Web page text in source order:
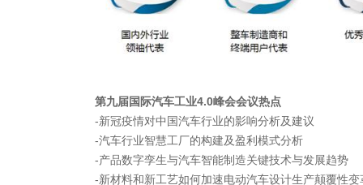
第九届国际汽车工业4.0峰会会议热点
-新冠疫情对中国汽车行业的影响分析及建议
-汽车行业智慧工厂的构建及盈利模式分析
-产品数字孪生与汽车智能制造关键技术与发展趋势
-新材料和新工艺如何加速电动汽车设计生产颠覆性变